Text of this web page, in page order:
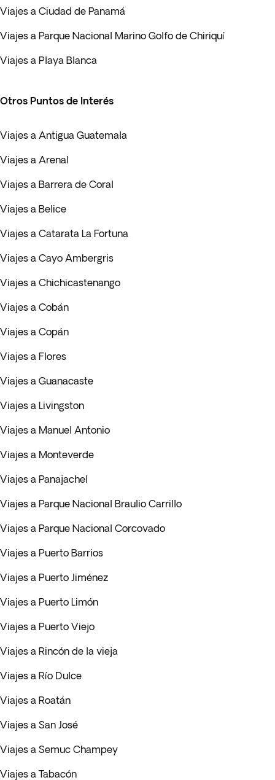
Viajes a Ciudad de Panamá
Viajes a Parque Nacional Marino Golfo de Chiriquí
Viajes a Playa Blanca
Otros Puntos de Interés
Viajes a Antigua Guatemala
Viajes a Arenal
Viajes a Barrera de Coral
Viajes a Belice
Viajes a Catarata La Fortuna
Viajes a Cayo Ambergris
Viajes a Chichicastenango
Viajes a Cobán
Viajes a Copán
Viajes a Flores
Viajes a Guanacaste
Viajes a Livingston
Viajes a Manuel Antonio
Viajes a Monteverde
Viajes a Panajachel
Viajes a Parque Nacional Braulio Carrillo
Viajes a Parque Nacional Corcovado
Viajes a Puerto Barrios
Viajes a Puerto Jiménez
Viajes a Puerto Limón
Viajes a Puerto Viejo
Viajes a Rincón de la vieja
Viajes a Río Dulce
Viajes a Roatán
Viajes a San José
Viajes a Semuc Champey
Viajes a Tabacón